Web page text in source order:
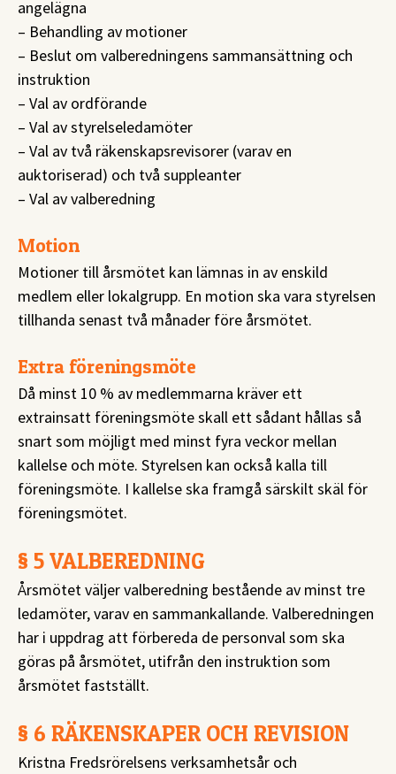
angelägna
– Behandling av motioner
– Beslut om valberedningens sammansättning och
instruktion
– Val av ordförande
– Val av styrelseledamöter
– Val av två räkenskapsrevisorer (varav en
auktoriserad) och två suppleanter
– Val av valberedning
Motion
Motioner till årsmötet kan lämnas in av enskild
medlem eller lokalgrupp. En motion ska vara styrelsen
tillhanda senast två månader före årsmötet.
Extra föreningsmöte
Då minst 10 % av medlemmarna kräver ett
extrainsatt föreningsmöte skall ett sådant hållas så
snart som möjligt med minst fyra veckor mellan
kallelse och möte. Styrelsen kan också kalla till
föreningsmöte. I kallelse ska framgå särskilt skäl för
föreningsmötet.
§ 5 VALBEREDNING
Årsmötet väljer valberedning bestående av minst tre
ledamöter, varav en sammankallande. Valberedningen
har i uppdrag att förbereda de personval som ska
göras på årsmötet, utifrån den instruktion som
årsmötet fastställt.
§ 6 RÄKENSKAPER OCH REVISION
Kristna Fredsrörelsens verksamhetsår och